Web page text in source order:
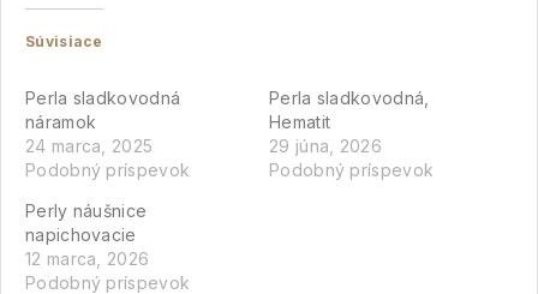
Súvisiace
Perla sladkovodná
náramok
24 marca, 2025
Podobný príspevok
Perla sladkovodná,
Hematit
29 júna, 2026
Podobný príspevok
Perly náušnice
napichovacie
12 marca, 2026
Podobný príspevok